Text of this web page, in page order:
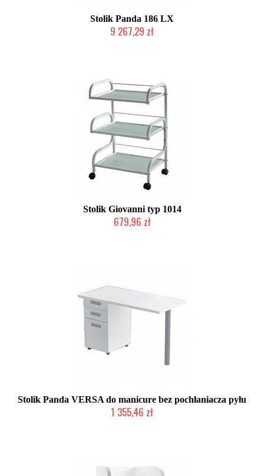
Stolik Panda 186 LX
9 267,29 zł
Stolik Giovanni typ 1014
679,96 zł
Stolik Panda VERSA do manicure bez pochłaniacza pyłu
1 355,46 zł